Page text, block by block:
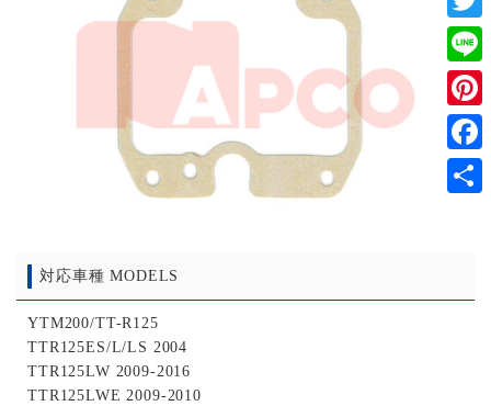
対応車種 MODELS
YTM200/TT-R125
TTR125ES/L/LS 2004
TTR125LW 2009-2016
TTR125LWE 2009-2010
Line